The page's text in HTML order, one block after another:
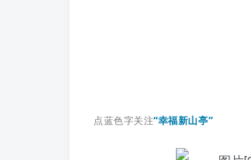
点蓝色字关注“幸福新山亭”